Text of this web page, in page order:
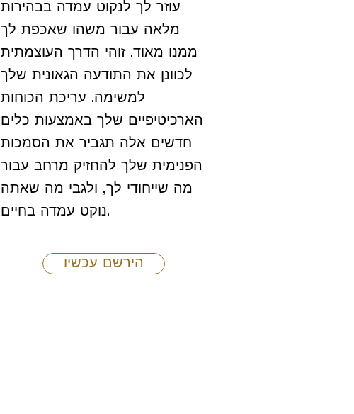
עוזר לך לנקוט עמדה בבהירות
מלאה עבור משהו שאכפת לך
ממנו מאוד. זוהי הדרך העוצמתית
לכוונן את התודעה הגאונית שלך
למשימה. עריכת הכוחות
הארכיטיפיים שלך באמצעות כלים
חדשים אלה תגביר את הסמכות
הפנימית שלך להחזיק מרחב עבור
מה שייחודי לך, ולגבי מה שאתה
נוקט עמדה בחיים.
הירשם עכשיו